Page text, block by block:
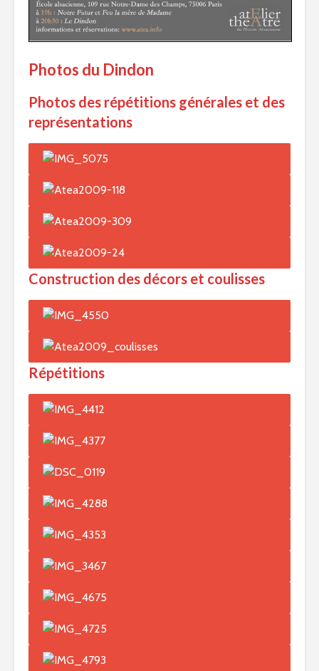
Photos du Dindon
Photos des répétitions générales et des
représentations
Construction des décors et coulisses
Répétitions